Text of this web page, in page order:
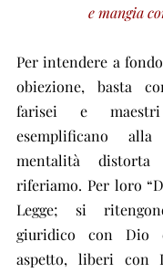
e mangia
Per intendere a
obiezione, basta
farisei e
esemplificano
mentalità
riferiamo. Per loro
Legge; si
giuridico con Dio
aspetto, liberi con